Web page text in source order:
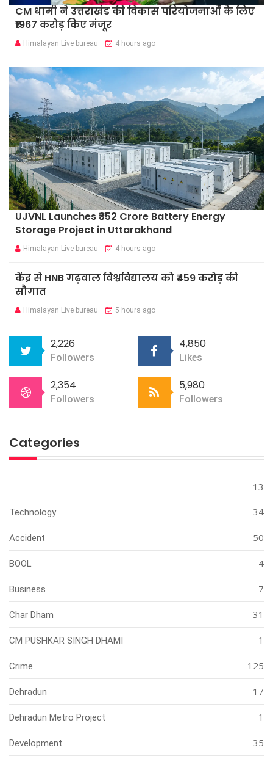
CM धामी ने उत्तराखंड की विकास परियोजनाओं के लिए
₹1967 करोड़ किए मंजूर
Himalayan Live bureau 4 hours ago
UJVNL Launches ₹352 Crore Battery Energy
Storage Project in Uttarakhand
Himalayan Live bureau 4 hours ago
केंद्र से HNB गढ़वाल विश्वविद्यालय को ₹459 करोड़ की
सौगात
Himalayan Live bureau 5 hours ago
2,226
Followers
4,850
Likes
2,354
Followers
5,980
Followers
Categories
13
Technology 34
Accident 50
BOOL 4
Business 7
Char Dham 31
CM PUSHKAR SINGH DHAMI 1
Crime 125
Dehradun 17
Dehradun Metro Project 1
Development 35